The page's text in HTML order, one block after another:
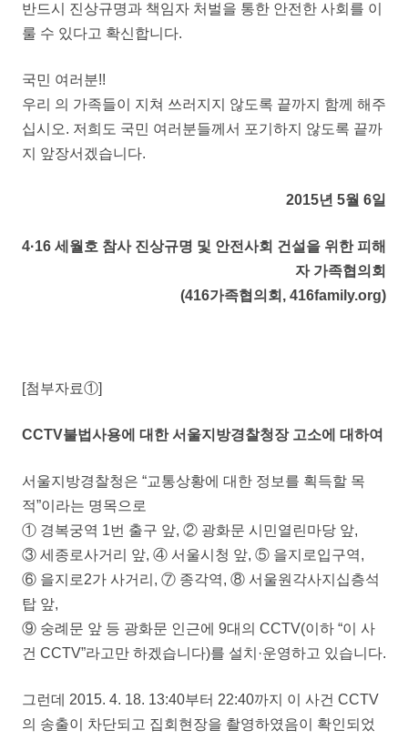
반드시 진상규명과 책임자 처벌을 통한 안전한 사회를 이
룰 수 있다고 확신합니다.
국민 여러분!!
우리 의 가족들이 지쳐 쓰러지지 않도록 끝까지 함께 해주
십시오. 저희도 국민 여러분들께서 포기하지 않도록 끝까
지 앞장서겠습니다.
2015년 5월 6일
4·16 세월호 참사 진상규명 및 안전사회 건설을 위한 피해
자 가족협의회
(416가족협의회, 416family.org)
[첨부자료①]
CCTV불법사용에 대한 서울지방경찰청장 고소에 대하여
서울지방경찰청은 “교통상황에 대한 정보를 획득할 목
적”이라는 명목으로
① 경복궁역 1번 출구 앞, ② 광화문 시민열린마당 앞,
③ 세종로사거리 앞, ④ 서울시청 앞, ⑤ 을지로입구역,
⑥ 을지로2가 사거리, ⑦ 종각역, ⑧ 서울원각사지십층석
탑 앞,
⑨ 숭례문 앞 등 광화문 인근에 9대의 CCTV(이하 “이 사
건 CCTV”라고만 하겠습니다)를 설치·운영하고 있습니다.
그런데 2015. 4. 18. 13:40부터 22:40까지 이 사건 CCTV
의 송출이 차단되고 집회현장을 촬영하였음이 확인되었